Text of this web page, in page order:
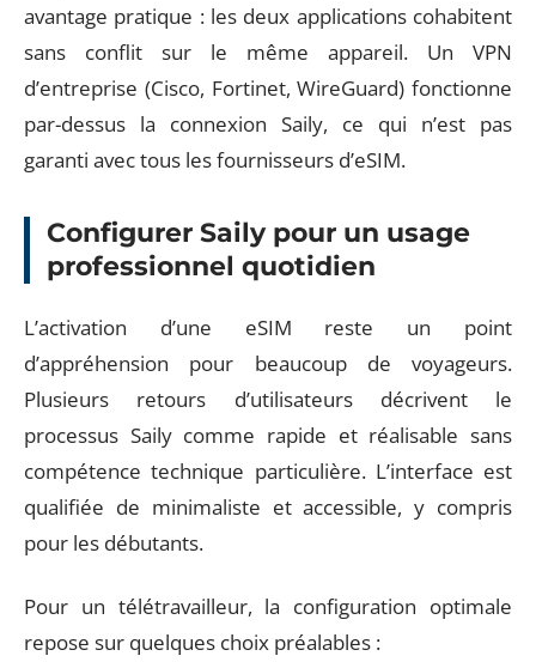
avantage pratique : les deux applications cohabitent
sans conflit sur le même appareil. Un VPN
d’entreprise (Cisco, Fortinet, WireGuard) fonctionne
par-dessus la connexion Saily, ce qui n’est pas
garanti avec tous les fournisseurs d’eSIM.
Configurer Saily pour un usage
professionnel quotidien
L’activation d’une eSIM reste un point
d’appréhension pour beaucoup de voyageurs.
Plusieurs retours d’utilisateurs décrivent le
processus Saily comme rapide et réalisable sans
compétence technique particulière. L’interface est
qualifiée de minimaliste et accessible, y compris
pour les débutants.
Pour un télétravailleur, la configuration optimale
repose sur quelques choix préalables :